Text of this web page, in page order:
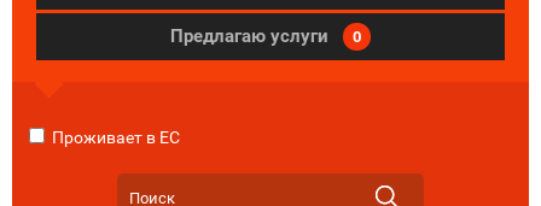
Предлагаю услуги 0
Проживает в ЕС